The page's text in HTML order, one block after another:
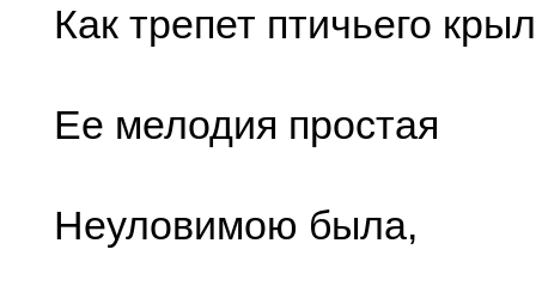
Как трепет птичьего
Ее мелодия простая
Неуловимою была,